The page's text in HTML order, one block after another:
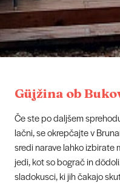
Güjžina ob
Če ste po daljšem
lačni, se okrepčajte v
sredi narave lahko
jedi, kot so bograč in
sladokusci, ki jih čakajo